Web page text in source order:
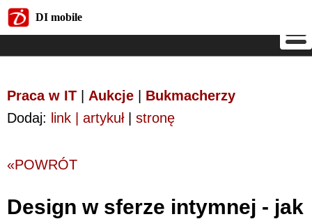
DI mobile
Praca w IT Aukcje
Bukmacherzy
Dodaj: link | artykuł| stronę
«POWRÓT
Design w sferze intymnej - jak
DI mobile